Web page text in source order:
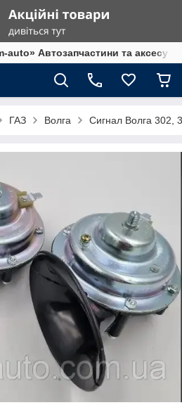
auto» Автозапчастини та
ГАЗ Волга Сигнал Волга 302,